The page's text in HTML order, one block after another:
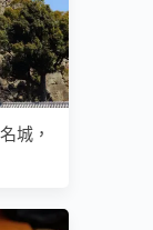
城，